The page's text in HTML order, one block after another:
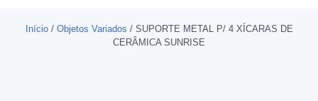
Início/ Objetos Variados / SUPORTE METAL P/ 4 XÍCARAS DE
CERÂMICA SUNRISE